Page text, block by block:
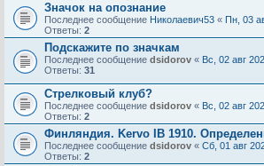
Значок на опознание
Последнее сообщение Николаевич53 « Пн, 03
Ответы: 2
Подскажите по значкам
Последнее сообщение dsidorov « Вс, 02 авг
Ответы: 31
Стрелковый клуб?
Последнее сообщение dsidorov « Вс, 02 авг
Ответы: 2
Финляндия. Kervo IB 1910.
Последнее сообщение dsidorov « Сб, 01 авг
Ответы: 2